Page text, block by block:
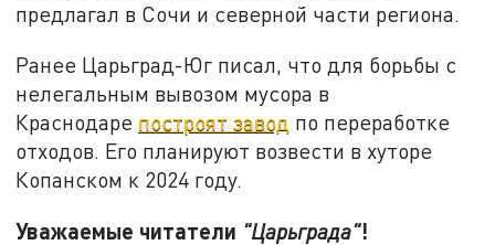
предлагал в Сочи и северной части региона.
Ранее Царьград-Юг писал, что для борьбы с
нелегальным вывозом мусора в
Краснодаре построят завод по переработке
отходов. Его планируют возвести в хуторе
Копанском к 2024 году.
Уважаемые читатели "Царьграда"!